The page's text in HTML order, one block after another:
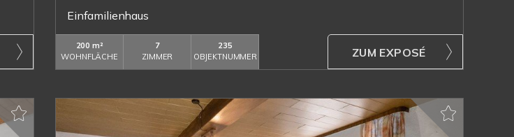
Einfamilienhaus
200 m²
WOHNFLÄCHE
7
ZIMMER
235
OBJEKTNUMMER
ZUM EXPOSÉ